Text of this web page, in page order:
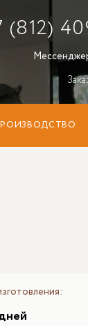
(812)